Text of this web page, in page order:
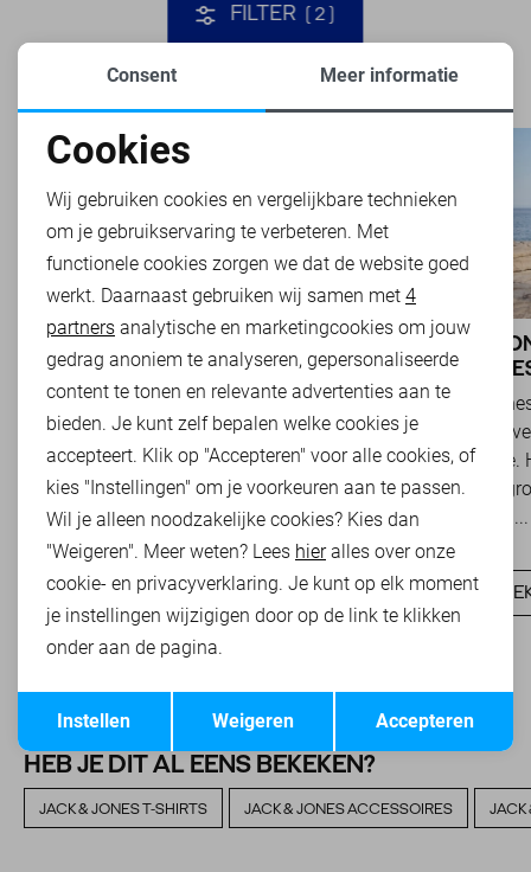
FILTER 2
BASICS: DE ONMISBARE BASIS VAN
IEDERE GARDEROBE
Basics zijn tijdloze kledingstukken die een
belangrijke rol spelen binnen een veelzijdige
garderobe. Ze zijn eenvoudig te combineren,
onafhankelijk van...
ONTDEK NU
JACK &
EN
Jack &
herenmode.
van
denimlabel...
HEB JE DIT AL EENS BEKEKEN?
JACK & JONES T-SHIRTS JACK & JONES ACCESSOIRES JACK
Noodzakelijke cookies
Personalisatie cookies
Analytische cookies
Marketing cookies
Terug Opslaan
Consent Meer informatie
Cookies
Wij gebruiken cookies en vergelijkbare technieken
om je gebruikservaring te verbeteren. Met
functionele cookies zorgen we dat de website goed
werkt. Daarnaast gebruiken wij samen met 4
partners analytische en marketingcookies om jouw
gedrag anoniem te analyseren, gepersonaliseerde
content te tonen en relevante advertenties aan te
bieden. Je kunt zelf bepalen welke cookies je
accepteert. Klik op "Accepteren" voor alle cookies, of
kies "Instellingen" om je voorkeuren aan te passen.
Wil je alleen noodzakelijke cookies? Kies dan
"Weigeren". Meer weten? Lees hieralles over onze
cookie- en privacyverklaring. Je kunt op elk moment
je instellingen wijzigigen door op de link te klikken
onder aan de pagina.
Accepteren
Weigeren
Instellen